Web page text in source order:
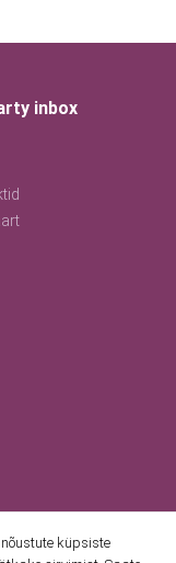
inbox
küpsiste